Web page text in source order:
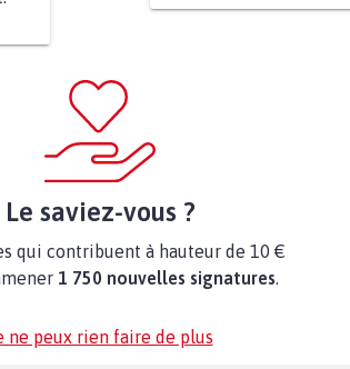
Le saviez-vous ?
qui contribuent à hauteur de 10 €
1 750 nouvelles signatures.
ne peux rien faire de plus